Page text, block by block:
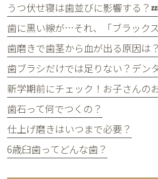
うつ伏せ寝は歯並びに影響する？
歯石って何でつくの？
仕上げ磨きはいつまで必要？
6歳臼歯ってどんな歯？